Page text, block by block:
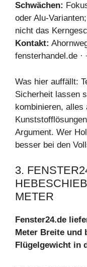
Schwächen:
oder Alu-
nicht das
Kontakt:
fensterhandel.de ·
Was hier auffällt:
Sicherheit lassen
kombinieren, alles
Argument. Wer
besser bei den
3.
METER
Fenster24.de
Meter Breite und
Flügelgewicht in